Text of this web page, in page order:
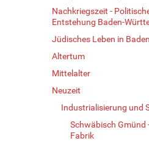
Nachkriegszeit -
Entstehung Baden-
Jüdisches Leben in
Altertum
Mittelalter
Neuzeit
Industrialisierung und
Schwäbisch Gmünd
Fabrik